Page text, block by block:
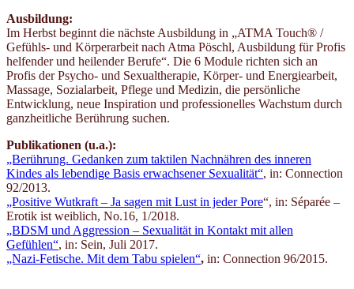
Ausbildung:
Im Herbst beginnt die nächste Ausbildung in „ATMA Touch® /
Gefühls- und Körperarbeit nach Atma Pöschl, Ausbildung für Profis
helfender und heilender Berufe“. Die 6 Module richten sich an
Profis der Psycho- und Sexualtherapie, Körper- und Energiearbeit,
Massage, Sozialarbeit, Pflege und Medizin, die persönliche
Entwicklung, neue Inspiration und professionelles Wachstum durch
ganzheitliche Berührung suchen.
Publikationen (u.a.):
„Berührung. Gedanken zum taktilen Nachnähren des inneren
Kindes als lebendige Basis erwachsener Sexualität“, in: Connection
92/2013.
„Positive Wutkraft – Ja sagen mit Lust in jeder Pore“, in: Séparée –
Erotik ist weiblich, No.16, 1/2018.
„BDSM und Aggression – Sexualität in Kontakt mit allen
Gefühlen“, in: Sein, Juli 2017.
„Nazi-Fetische. Mit dem Tabu spielen“, in: Connection 96/2015.